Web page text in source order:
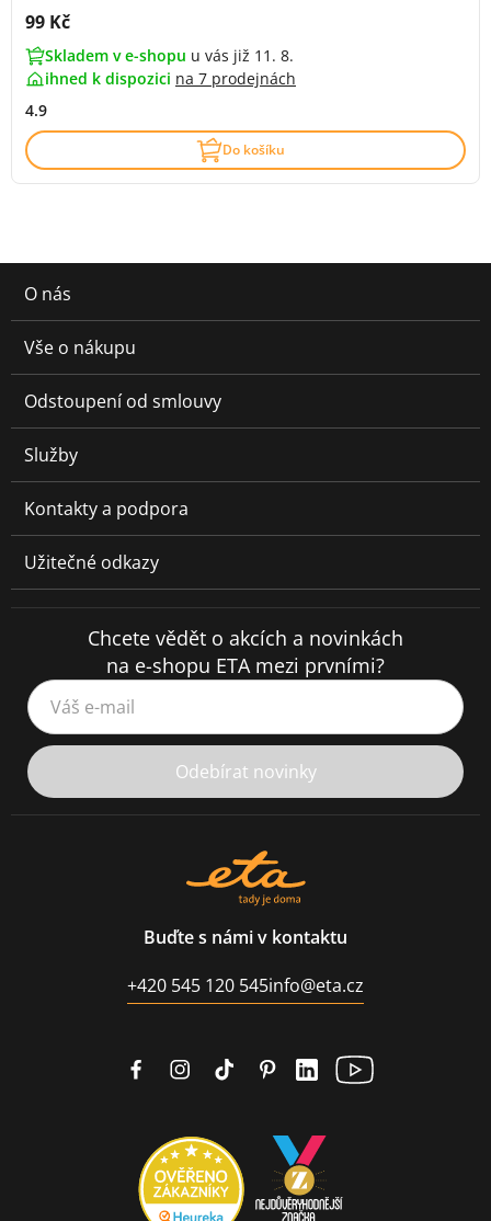
Cena s DPH:
99 Kč
Skladem v e-shopu u vás již 11. 8.
ihned k dispozici na 7 prodejnách
4.9
Do košíku
O nás
Vše o nákupu
Odstoupení od smlouvy
Služby
Kontakty a podpora
Užitečné odkazy
Chcete vědět o akcích a novinkách
na e-shopu ETA mezi prvními?
Váš e-mail
Odebírat novinky
Buďte s námi v kontaktu
+420 545 120 545info@eta.cz